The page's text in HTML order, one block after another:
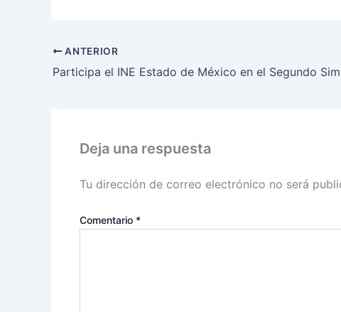
ANTERIOR
Deja una respuesta
Tu dirección de correo electrónico no será
Comentario *